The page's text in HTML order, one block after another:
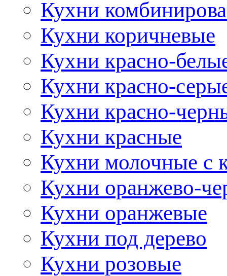
Кухни
Кухни коричневые
Кухни красно-
Кухни красно-
Кухни красно-
Кухни красные
Кухни молочные с
Кухни оранжево-
Кухни оранжевые
Кухни под дерево
Кухни розовые